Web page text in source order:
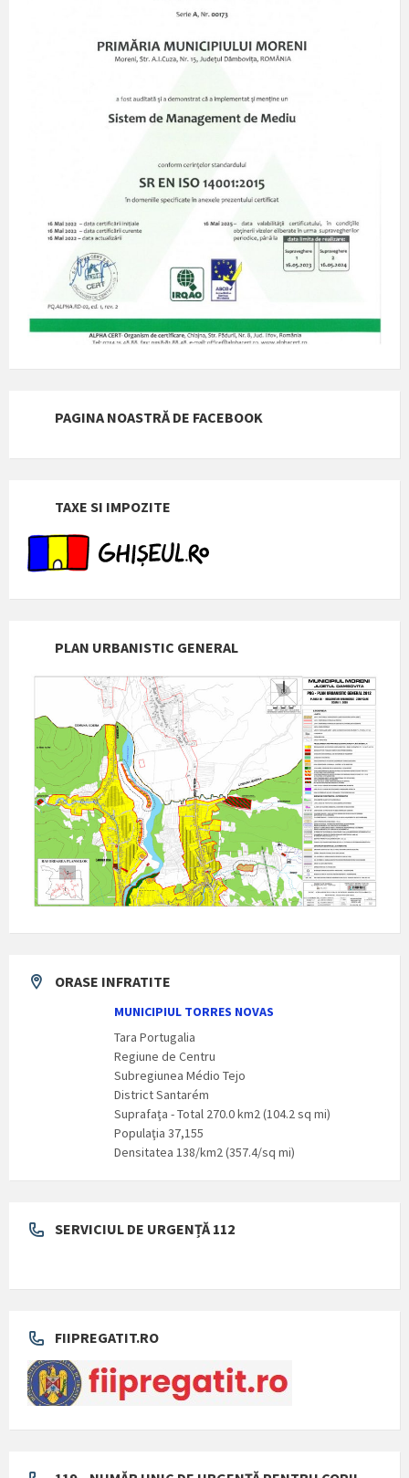
PAGINA NOASTRĂ DE FACEBOOK
TAXE SI IMPOZITE
PLAN URBANISTIC GENERAL
ORASE INFRATITE
MUNICIPIUL TORRES NOVAS
Tara Portugalia
Regiune de Centru
Subregiunea Médio Tejo
District Santarém
Suprafaţa - Total 270.0 km2 (104.2 sq mi)
Populaţia 37,155
Densitatea 138/km2 (357.4/sq mi)
SERVICIUL DE URGENȚĂ 112
FIIPREGATIT.RO